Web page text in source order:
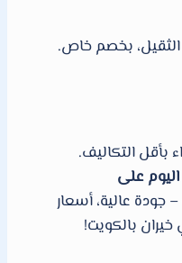
الثقيل، بخصم خاص.
بأقل التكاليف.
على
– جودة عالية، أسعار
بالكويت!